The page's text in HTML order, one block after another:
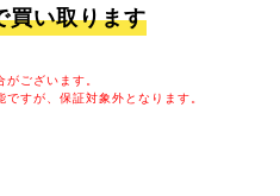
買い取ります
ございます。
すが、保証対象外となります。